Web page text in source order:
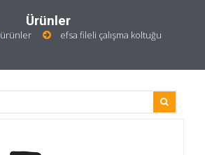
Ürünler
ürünler efsa fileli çalışma koltuğu